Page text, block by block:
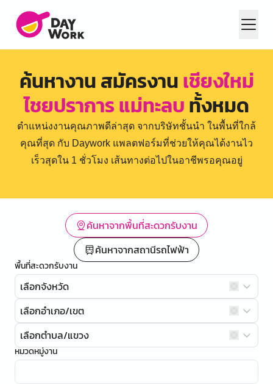
ค้นหางาน สมัครงานเชียงใหม่
ไชยปราการ แม่ทะลบทั้งหมด
ตำแหน่งงานคุณภาพดีล่าสุด จากบริษัทชั้นนำ ในพื้นที่ใกล้
คุณที่สุด กับ Daywork แพลตฟอร์มที่ช่วยให้คุณได้งานไว
เร็วสุดใน 1 ชั่วโมง เส้นทางต่อไปในอาชีพรอคุณอยู่
ค้นหาจากพื้นที่สะดวกรับงาน
ค้นหาจากสถานีรถไฟฟ้า
พื้นที่สะดวกรับงาน
เลือกจังหวัด
เลือกอำเภอ/เขต
เลือกตำบล/แขวง
หมวดหมู่งาน